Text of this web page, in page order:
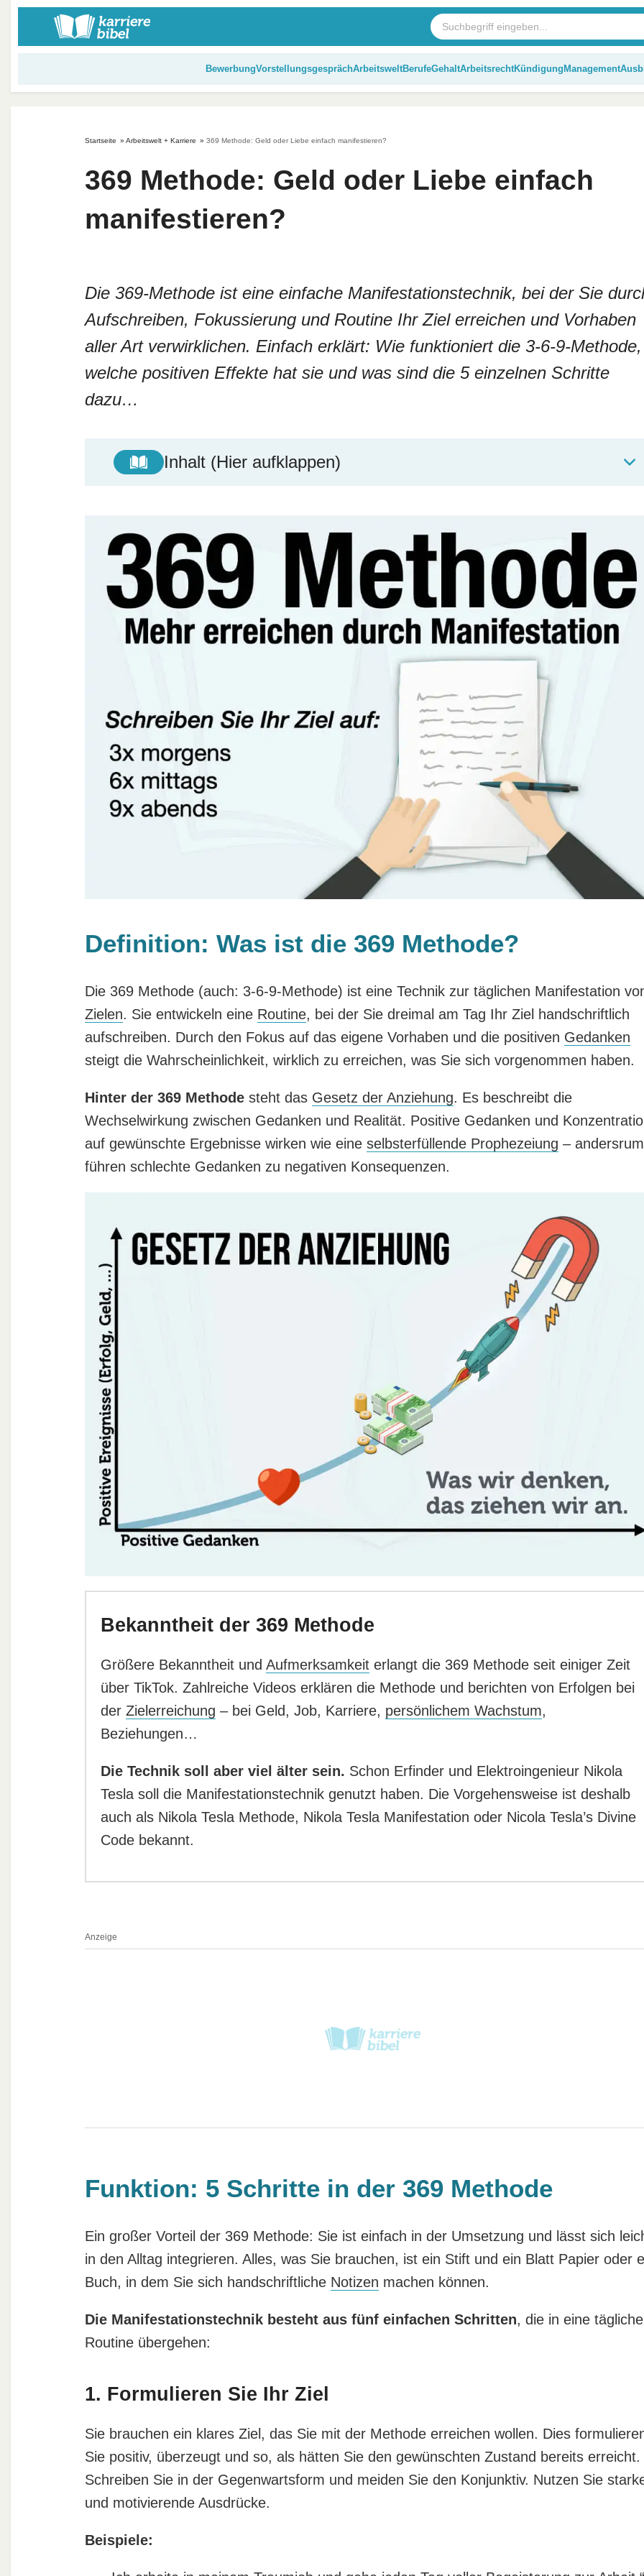
BewerbungVorstellungsgesprächArbeitsweltBerufeGehaltArbeitsrechtKündigung Management
Startseite » Arbeitswelt + Karriere » 369 Methode: Geld oder Liebe einfach manifestieren?
369 Methode: Geld oder Liebe einfach
manifestieren?
Die 369-Methode ist eine einfache Manifestationstechnik, bei der Sie
Aufschreiben, Fokussierung und Routine Ihr Ziel erreichen und Vorhaben
aller Art verwirklichen. Einfach erklärt: Wie funktioniert die 3-6-9-Methode,
welche positiven Effekte hat sie und was sind die 5 einzelnen Schritte
dazu…
Inhalt (Hier aufklappen)
Definition: Was ist die 369 Methode?
Die 369 Methode (auch: 3-6-9-Methode) ist eine Technik zur täglichen Manifestation
Zielen. Sie entwickeln eine Routine, bei der Sie dreimal am Tag Ihr Ziel handschriftlich
aufschreiben. Durch den Fokus auf das eigene Vorhaben und die positiven Gedanken
steigt die Wahrscheinlichkeit, wirklich zu erreichen, was Sie sich vorgenommen haben.
Hinter der 369 Methodesteht das Gesetz der Anziehung. Es beschreibt die
Wechselwirkung zwischen Gedanken und Realität. Positive Gedanken und
auf gewünschte Ergebnisse wirken wie eine selbsterfüllende Prophezeiung – andersrum
führen schlechte Gedanken zu negativen Konsequenzen.
Bekanntheit der 369 Methode
Größere Bekanntheit undAufmerksamkeit erlangt die 369 Methode seit einiger Zeit
über TikTok. Zahlreiche Videos erklären die Methode und berichten von Erfolgen bei
derZielerreichung – bei Geld, Job, Karriere, persönlichem Wachstum,
Beziehungen…
Die Technik soll aber viel älter sein. Schon Erfinder und Elektroingenieur Nikola
Tesla soll die Manifestationstechnik genutzt haben. Die Vorgehensweise ist deshalb
auch als Nikola Tesla Methode, Nikola Tesla Manifestation oder Nicola Tesla’s Divine
Code bekannt.
Anzeige
Funktion: 5 Schritte in der 369 Methode
Ein großer Vorteil der 369 Methode: Sie ist einfach in der Umsetzung und lässt sich
in den Alltag integrieren. Alles, was Sie brauchen, ist ein Stift und ein Blatt Papier oder
Buch, in dem Sie sich handschriftliche Notizen machen können.
Die Manifestationstechnik besteht aus fünf einfachen Schritten, die in eine tägliche
Routine übergehen:
1. Formulieren Sie Ihr Ziel
Sie brauchen ein klares Ziel, das Sie mit der Methode erreichen wollen. Dies
Sie positiv, überzeugt und so, als hätten Sie den gewünschten Zustand bereits erreicht.
Schreiben Sie in der Gegenwartsform und meiden Sie den Konjunktiv. Nutzen Sie
und motivierende Ausdrücke.
Beispiele: